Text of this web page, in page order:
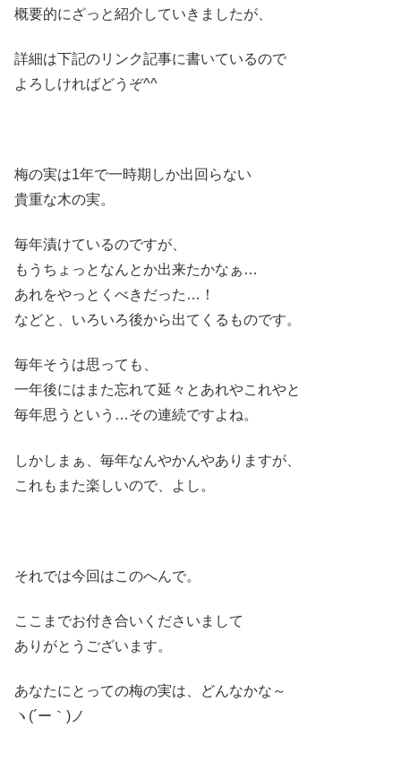
概要的にざっと紹介していきましたが、
詳細は下記のリンク記事に書いているので
よろしければどうぞ^^
梅の実は1年で一時期しか出回らない
貴重な木の実。
毎年漬けているのですが、
もうちょっとなんとか出来たかなぁ…
あれをやっとくべきだった…！
などと、いろいろ後から出てくるものです。
毎年そうは思っても、
一年後にはまた忘れて延々とあれやこれやと
毎年思うという…その連続ですよね。
しかしまぁ、毎年なんやかんやありますが、
これもまた楽しいので、よし。
それでは今回はこのへんで。
ここまでお付き合いくださいまして
ありがとうございます。
あなたにとっての梅の実は、どんなかな～
ヽ(´ー｀)ノ